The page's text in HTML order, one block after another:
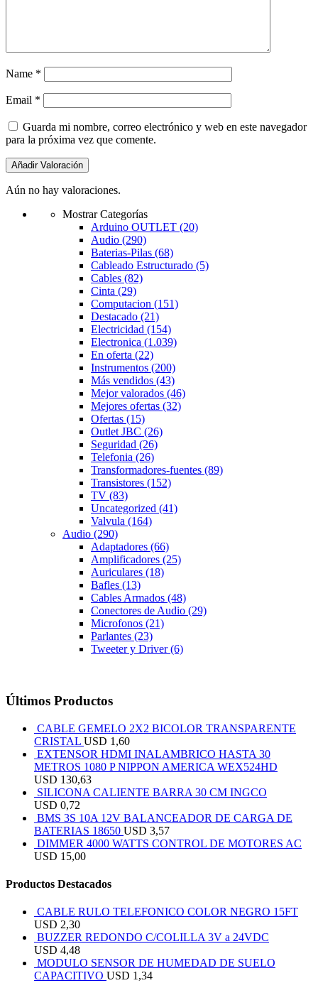
Name *
Email *
Guarda mi nombre, correo electrónico y web en este navegador
para la próxima vez que comente.
Aún no hay valoraciones.
Mostrar Categorías
Arduino OUTLET (20)
Audio (290)
Baterias-Pilas (68)
Cableado Estructurado (5)
Cables (82)
Cinta (29)
Computacion (151)
Destacado (21)
Electricidad (154)
Electronica (1.039)
En oferta (22)
Instrumentos (200)
Más vendidos (43)
Mejor valorados (46)
Mejores ofertas (32)
Ofertas (15)
Outlet JBC (26)
Seguridad (26)
Telefonia (26)
Transformadores-fuentes (89)
Transistores (152)
TV (83)
Uncategorized (41)
Valvula (164)
Audio (290)
Adaptadores (66)
Amplificadores (25)
Auriculares (18)
Bafles (13)
Cables Armados (48)
Conectores de Audio (29)
Microfonos (21)
Parlantes (23)
Tweeter y Driver(6)
Últimos Productos
CABLE GEMELO 2X2 BICOLOR TRANSPARENTE
CRISTAL USD 1,60
EXTENSOR HDMI INALAMBRICO HASTA 30
METROS 1080 P NIPPON AMERICA WEX524HD
USD 130,63
SILICONA CALIENTE BARRA 30 CM INGCO
USD 0,72
BMS 3S 10A 12V BALANCEADOR DE CARGA DE
BATERIAS 18650 USD 3,57
DIMMER 4000 WATTS CONTROL DE MOTORES AC
USD 15,00
Productos Destacados
CABLE RULO TELEFONICO COLOR NEGRO 15FT
USD 2,30
BUZZER REDONDO C/COLILLA 3V a 24VDC
USD 4,48
MODULO SENSOR DE HUMEDAD DE SUELO
CAPACITIVO USD 1,34